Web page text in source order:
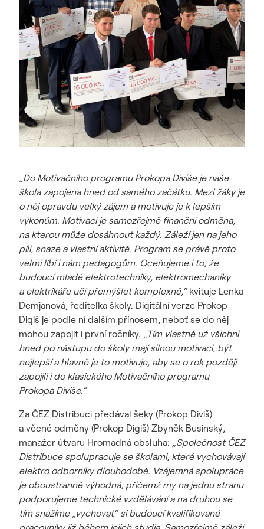
„Do Motivačního programu Prokopa Diviše je naše
škola zapojena hned od samého začátku. Mezi žáky je
o něj opravdu velký zájem a motivuje je k lepším
výkonům. Motivací je samozřejmě finanční odměna,
na kterou může dosáhnout každý. Záleží jen na jeho
píli, snaze a vlastní aktivitě. Program se právě proto
velmi líbí i nám pedagogům. Oceňujeme i to, že
budoucí mladé elektrotechniky, elektromechaniky
a elektrikáře učí přemýšlet komplexně,“kvituje Lenka
Demjanová, ředitelka školy. Digitální verze Prokop
Digiš je podle ní dalším přínosem, neboť se do něj
mohou zapojit i první ročníky. „Tím vlastně už všichni
hned po nástupu do školy mají silnou motivaci, být
nejlepší a hlavně je to motivuje, aby se o rok později
zapojili i do klasického Motivačního programu
Prokopa Diviše.“
Za ČEZ Distribuci předával šeky (Prokop Diviš)
a věcné odměny (Prokop Digiš) Zbyněk Businský,
manažer útvaru Hromadná obsluha: „Společnost ČEZ
Distribuce spolupracuje se školami, které vychovávají
elektro odborníky dlouhodobě. Vzájemná spolupráce
je oboustranně výhodná, přičemž my na jednu stranu
podporujeme technické vzdělávání a na druhou se
tím snažíme „vychovat“ si budoucí kvalifikované